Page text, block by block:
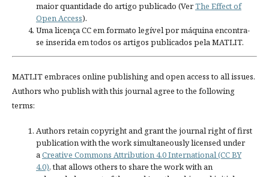
maior quantidade do artigo publicado (VerThe Effect of
Open Access).
Uma licença CC em formato legível por máquina encontra-
se inserida em todos os artigos publicados pela MATLIT.
MATLIT embraces online publishing and open access to all issues.
Authors who publish with this journal agree to the following
terms:
Authors retain copyright and grant the journal right of first
publication with the work simultaneously licensed under
aCreative Commons Attribution 4.0 International (CC BY
4.0), that allows others to share the work with an